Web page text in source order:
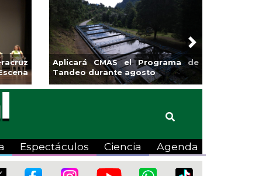
la
Continúa Coatza Vive el Verano
2026 con cine, actividades
lúdicas y expo
Next
Espectáculos Ciencia Agenda